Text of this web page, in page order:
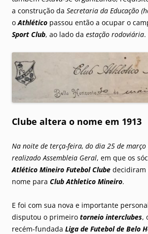
a construção da Secretaria da Educação
oAthlético passou então a ocupar o
Sport Club, ao lado da estação rodoviária.
Clube altera o nome em 1913
Na noite de terça-feira, do dia 25 de março
realizado Assembleia Geral, em que os
Atlético Mineiro Futebol Clube decidiram
nome para Club Athletico Mineiro.
E foi com sua nova e importante
disputou o primeiro torneio interclubes,
recém-fundada Liga de Futebol de Belo